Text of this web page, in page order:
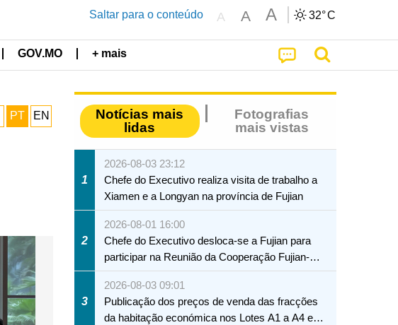
Saltar para o conteúdo A A A 32°C
GOV.MO + mais
PT EN
Notícias mais
lidas
Fotografias
mais vistas
1
2026-08-03 23:12
Chefe do Executivo realiza visita de trabalho a
Xiamen e a Longyan na província de Fujian
2
2026-08-01 16:00
Chefe do Executivo desloca-se a Fujian para
participar na Reunião da Cooperação Fujian-
Macau
3
2026-08-03 09:01
Publicação dos preços de venda das fracções
da habitação económica nos Lotes A1 a A4 e